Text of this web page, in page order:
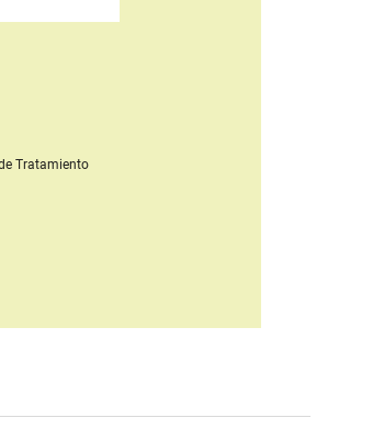
Tratamiento